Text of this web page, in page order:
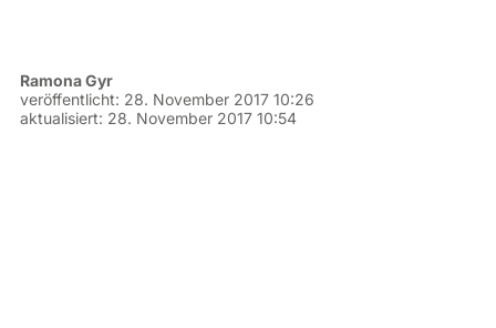
Ramona Gyr
veröffentlicht: 28. November 2017 10:26
aktualisiert: 28. November 2017 10:54